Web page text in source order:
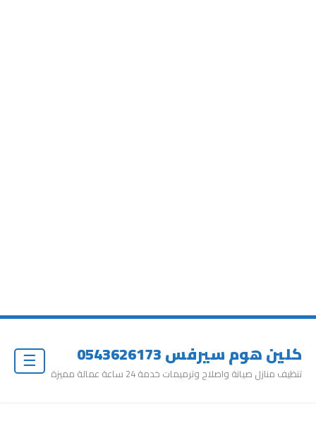
كلين هوم سيرفس 0543626173
تنظيف منازل صيانة واصلاح وترميمات خدمة 24 ساعة عمالة مميزة